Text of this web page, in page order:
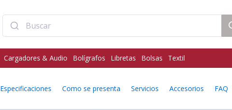
Cargadores & Audio Bolígrafos Libretas Bolsas Textil
Especificaciones Como se presenta Servicios Accesorios FAQ